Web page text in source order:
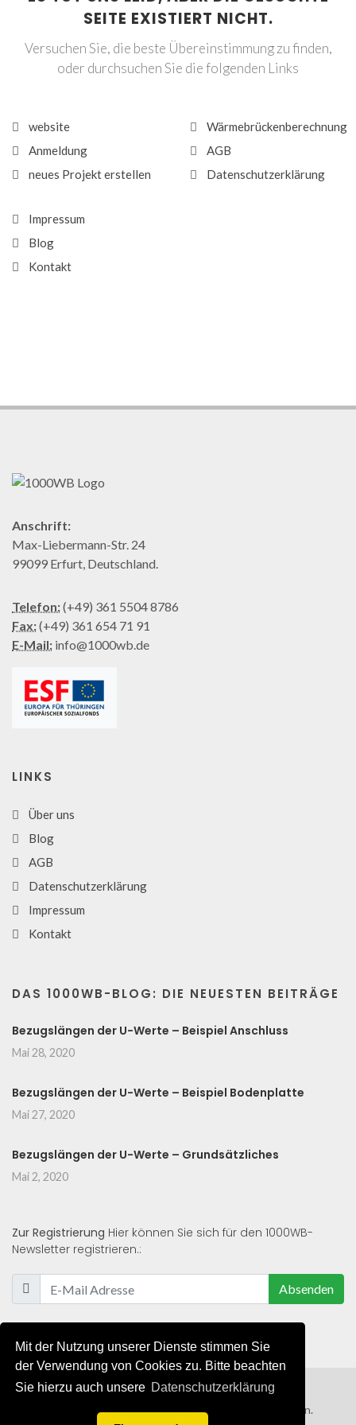
Mit der Nutzung unserer Dienste stimmen Sie
der Verwendung von Cookies zu. Bitte beachten
Sie hierzu auch unsere Datenschutzerklärung
SEITE EXISTIERT NICHT.
Versuchen Sie, die beste Übereinstimmung zu finden,
oder durchsuchen Sie die folgenden Links
website
Anmeldung
neues Projekt erstellen
Wärmebrückenberechnung
AGB
Datenschutzerklärung
Impressum
Blog
Kontakt
Anschrift:
Max-Liebermann-Str. 24
99099 Erfurt, Deutschland.
Telefon:(+49) 361 5504 8786
Fax:(+49) 361 654 71 91
E-Mail: info@1000wb.de
LINKS
Über uns
Blog
AGB
Datenschutzerklärung
Impressum
Kontakt
DAS 1000WB-BLOG: DIE NEUESTEN BEITRÄGE
Bezugslängen der U-Werte – Beispiel Anschluss
Mai 28, 2020
Bezugslängen der U-Werte – Beispiel Bodenplatte
Mai 27, 2020
Bezugslängen der U-Werte – Grundsätzliches
Mai 2, 2020
Zur Registrierung Hier können Sie sich für den 1000WB-
Newsletter registrieren.:
Absenden
© 2019 - 2021 - Alle Rechte von 1000WB vorbehalten.